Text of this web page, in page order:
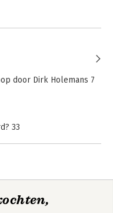
door Dirk Holemans 7
33